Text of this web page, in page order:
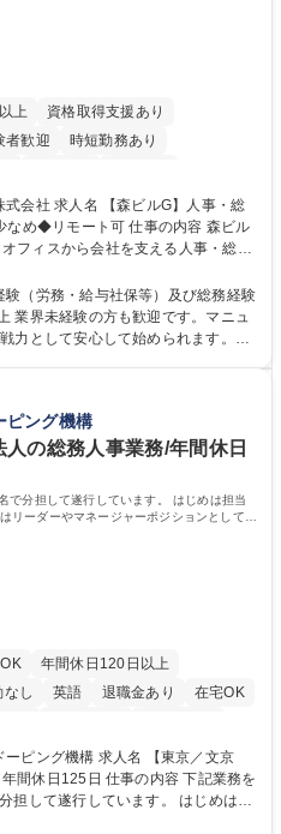
上
資格取得支援あり
者歓迎
時短勤務あり
歓迎 駅近5分以内 土日祝休み
】人事・総
ト可 仕事の内容 森ビル
フィスから会社を支える人事・総務
バランスよく担当し、ゆくゆくは制
りがいある環境です。 ■勤怠管
調整等の労務管理全般 ■入退社手続
どのコア業務 ■社内イベントの企画
ため、安心して成長できます。 募
5ヶ月◆年休120日◆残業少なめ◆
（労務・給与社保等）及び総務経験
業界未経験の方も歓迎です。マニュ
力として安心して始められます。
織への貢献度をダイレクトに実感で
可など、ワークライフバランスを保
での幅広い経験を活かし、長期的な
欲と挑戦を全力で応援します。 学
専修学校 高校 語学力： 資格：日商
記検定3級
ピング機構
人の総務人事業務/年間休日
で分担して遂行しています。 はじめは担当
リーダーやマネージャーポジションとして活
年間休日120日以上
なし 英語 退職金あり
在宅OK
人名 【東京／文京
事の内容 下記業務を
担して遂行しています。 はじめは担
くゆくはリーダーやマネージャーポ